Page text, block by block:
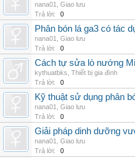
nana01
Giao lưu
Trả lời:
0
Phân bón lá ga3 có tác
nana01
Giao lưu
Trả lời:
0
Cách tự sửa lò nướng
kythuatbks Thiết bị gia đình
Trả lời:
0
Kỹ thuật sử dụng phân
nana01
Giao lưu
Trả lời:
0
Giải pháp dinh dưỡng
nana01
Giao lưu
Trả lời:
0